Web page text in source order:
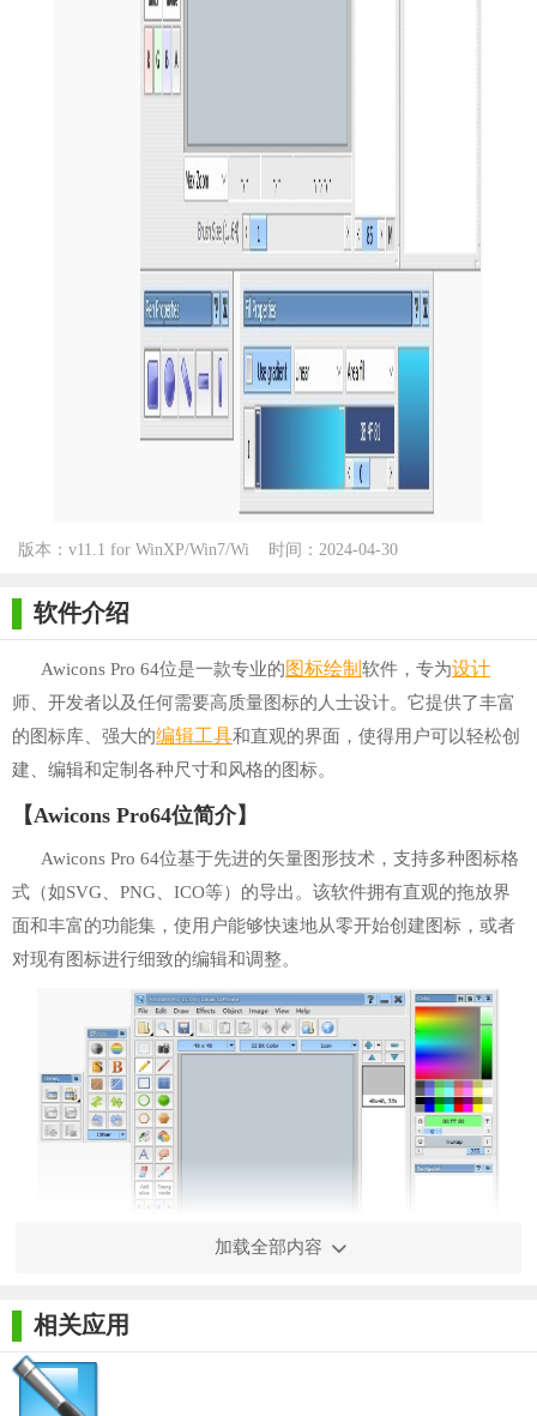
版本：v11.1 for WinXP/Win7/Wi
时间：2024-04-30
软件介绍
Awicons Pro 64位是一款专业的图标绘制软件，专为设计
师、开发者以及任何需要高质量图标的人士设计。它提供了丰富
的图标库、强大的编辑工具和直观的界面，使得用户可以轻松创
建、编辑和定制各种尺寸和风格的图标。
【Awicons Pro64位简介】
Awicons Pro 64位基于先进的矢量图形技术，支持多种图标格
式（如SVG、PNG、ICO等）的导出。该软件拥有直观的拖放界
面和丰富的功能集，使用户能够快速地从零开始创建图标，或者
对现有图标进行细致的编辑和调整。
【Awicons Pro64位功能】
1. 丰富的图标库：内置数千种高质量的图标模板，涵盖各种
加载全部内容
相关应用